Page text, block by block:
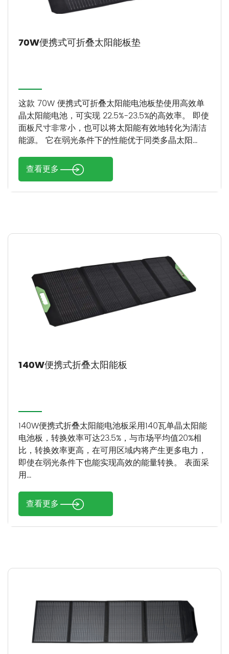
70W便携式可折叠太阳能板垫
这款 70W 便携式可折叠太阳能电池板垫使用高效单
晶太阳能电池，可实现 22.5%-23.5%的高效率。 即使
面板尺寸非常小，也可以将太阳能有效地转化为清洁
能源。 它在弱光条件下的性能优于同类多晶太阳...
查看更多
140W便携式折叠太阳能板
140W便携式折叠太阳能电池板采用140瓦单晶太阳能
电池板，转换效率可达23.5%，与市场平均值20%相
比，转换效率更高，在可用区域内将产生更多电力，
即使在弱光条件下也能实现高效的能量转换。 表面采
用...
查看更多